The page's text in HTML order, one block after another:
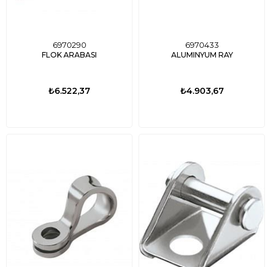
6970290
FLOK ARABASI
₺6.522,37
6970433
ALUMINYUM RAY
₺4.903,67